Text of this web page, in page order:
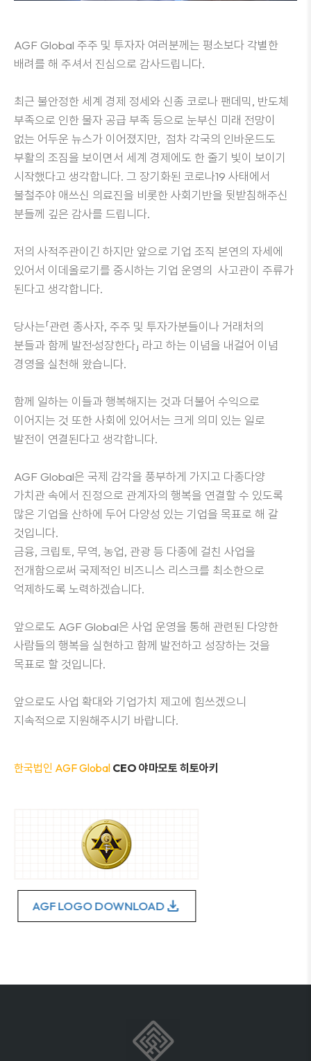
AGF Global 주주 및 투자자 여러분께는 평소보다 각별한
배려를 해 주셔서 진심으로 감사드립니다.
최근 불안정한 세계 경제 정세와 신종 코로나 팬데믹, 반도체
부족으로 인한 물자 공급 부족 등으로 눈부신 미래 전망이
없는 어두운 뉴스가 이어졌지만, 점차 각국의 인바운드도
부활의 조짐을 보이면서 세계 경제에도 한 줄기 빛이 보이기
시작했다고 생각합니다. 그 장기화된 코로나19 사태에서
불철주야 애쓰신 의료진을 비롯한 사회기반을 뒷받침해주신
분들께 깊은 감사를 드립니다.
저의 사적주관이긴 하지만 앞으로 기업 조직 본연의 자세에
있어서 이데올로기를 중시하는 기업 운영의 사고관이 주류가
된다고 생각합니다.
당사는「관련 종사자, 주주 및 투자가분들이나 거래처의
분들과 함께 발전·성장한다」 라고 하는 이념을 내걸어 이념
경영을 실천해 왔습니다.
함께 일하는 이들과 행복해지는 것과 더불어 수익으로
이어지는 것 또한 사회에 있어서는 크게 의미 있는 일로
발전이 연결된다고 생각합니다.
AGF Global은 국제 감각을 풍부하게 가지고 다종다양
가치관 속에서 진정으로 관계자의 행복을 연결할 수 있도록
많은 기업을 산하에 두어 다양성 있는 기업을 목표로 해 갈
것입니다.
금융, 크립토, 무역, 농업, 관광 등 다종에 걸친 사업을
전개함으로써 국제적인 비즈니스 리스크를 최소한으로
억제하도록 노력하겠습니다.
앞으로도 AGF Global은 사업 운영을 통해 관련된 다양한
사람들의 행복을 실현하고 함께 발전하고 성장하는 것을
목표로 할 것입니다.
앞으로도 사업 확대와 기업가치 제고에 힘쓰겠으니
지속적으로 지원해주시기 바랍니다.
한국법인 AGF Global CEO 야마모토 히토아키
AGF LOGO DOWNLOADdownload